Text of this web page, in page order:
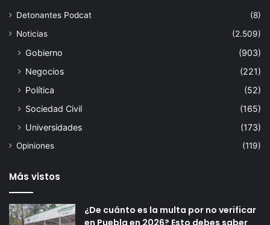
Detonantes Podcat
(8)
Noticias
(2.509)
Gobierno
(903)
Negocios
(221)
Política
(52)
Sociedad Civil
(165)
Universidades
(173)
Opiniones (119)
Más vistos
¿De cuánto es la multa por no verificar
en Puebla en 2026? Esto debes saber